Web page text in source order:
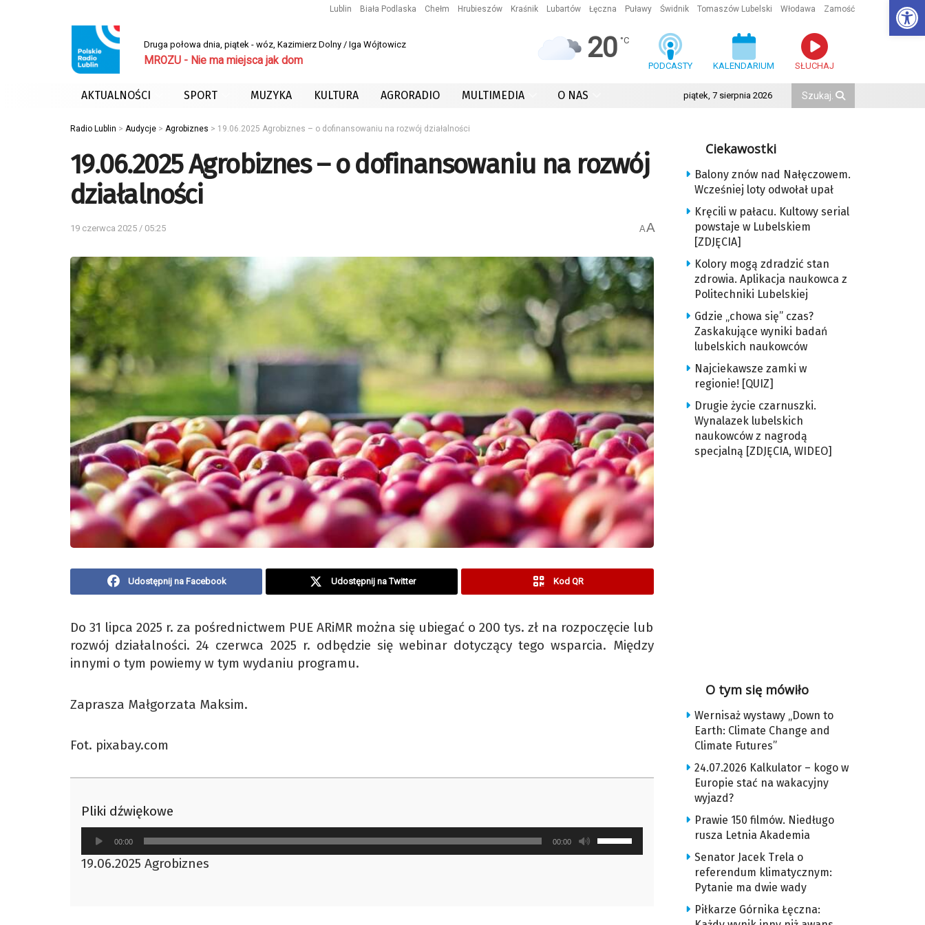
Lublin Biała Podlaska Chełm Hrubieszów Kraśnik Lubartów Łęczna Puławy Świdnik Tomaszów Lubelski Włodawa Zamość
Druga połowa dnia, piątek - wóz, Kazimierz Dolny / Iga Wójtowicz
MROZU - Nie ma miejsca jak dom 20 °C
PODCASTY KALENDARIUM SŁUCHAJ
AKTUALNOŚCI SPORT MUZYKA KULTURA AGRORADIO MULTIMEDIA O NAS piątek, 7 sierpnia 2026
Radio Lublin > Audycje > Agrobiznes > 19.06.2025 Agrobiznes – o dofinansowaniu na rozwój działalności
19.06.2025 Agrobiznes – o dofinansowaniu na rozwój
działalności
19 czerwca 2025 / 05:25 AA
Udostępnij na Facebook Udostępnij na Twitter Kod QR
Do 31 lipca 2025 r. za pośrednictwem PUE ARiMR można się ubiegać o 200 tys. zł na rozpoczęcie lub
rozwój działalności. 24 czerwca 2025 r. odbędzie się webinar dotyczący tego wsparcia. Między
innymi o tym powiemy w tym wydaniu programu.
Zaprasza Małgorzata Maksim.
Fot. pixabay.com
Pliki dźwiękowe
Odtwarzacz
plików
dźwiękowych
00:00 00:00
strzałek
19.06.2025 Agrobiznes
Ciekawostki
Balony znów nad Nałęczowem.
Wcześniej loty odwołał upał
Kręcili w pałacu. Kultowy serial
powstaje w Lubelskiem
[ZDJĘCIA]
Kolory mogą zdradzić stan
zdrowia. Aplikacja naukowca z
Politechniki Lubelskiej
Gdzie „chowa się” czas?
Zaskakujące wyniki badań
lubelskich naukowców
Najciekawsze zamki w
regionie! [QUIZ]
Drugie życie czarnuszki.
Wynalazek lubelskich
naukowców z nagrodą
specjalną [ZDJĘCIA, WIDEO]
O tym się mówiło
Wernisaż wystawy „Down to
Earth: Climate Change and
Climate Futures”
24.07.2026 Kalkulator – kogo w
Europie stać na wakacyjny
wyjazd?
Prawie 150 filmów. Niedługo
rusza Letnia Akademia
Senator Jacek Trela o
referendum klimatycznym:
Pytanie ma dwie wady
Piłkarze Górnika Łęczna: